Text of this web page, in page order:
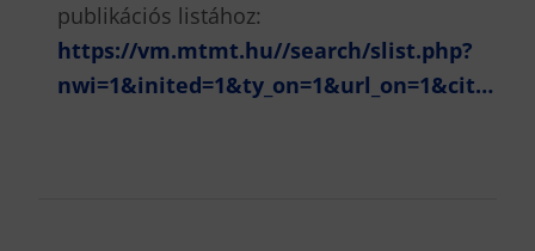
publikációs listához:
https://vm.mtmt.hu//search/slist.php?
nwi=1&inited=1&ty_on=1&url_on=1&cit…